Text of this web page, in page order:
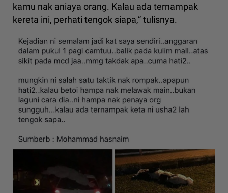
kamu nak aniaya orang. Kalau ada ternampak
kereta ini, perhati tengok siapa,” tulisnya.